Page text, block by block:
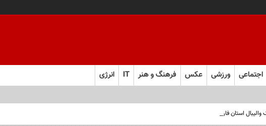
اجتماعی ورزشی عکس فرهنگ و هنر IT انرژی
والیبال استان فارس صعود کرد